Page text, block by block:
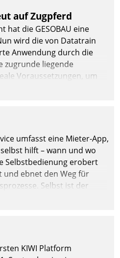
auf Zugpferd
hat die GESOBAU eine
wird die von Datatrain
Anwendung durch die
zugrunde liegende
Voraussetzungen, um
zu erweitern und weitere
umfasst eine Mieter-App,
hilft – wann und wo
Selbstbedienung erobert
ebnet den Weg für
Selbst ist der
KIWI Platform